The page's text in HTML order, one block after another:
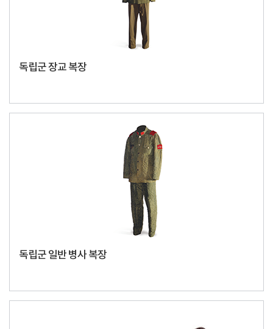
독립군 장교 복장
독립군 일반 병사 복장